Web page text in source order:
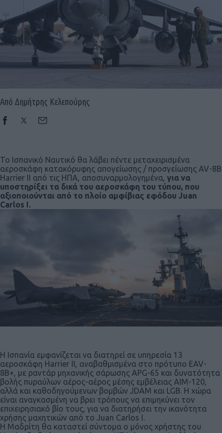
Από Δημήτρης Κελεπούρης
Το Ισπανικό Ναυτικό θα λάβει πέντε μεταχειρισμένα
αεροσκάφη κατακόρυφης απογείωσης / προσγείωσης AV-8B
Harrier II από τις ΗΠΑ, αποσυναρμολογημένα, για να
υποστηρίξει τα δικά του αεροσκάφη του τύπου, που
αξιοποιούνται από το πλοίο αμφίβιας εφόδου Juan
Carlos I.
Η Ισπανία εμφανίζεται να διατηρεί σε υπηρεσία 13
αεροσκάφη Harrier II, αναβαθμισμένα στο πρότυπο EAV-
8B+, με ραντάρ μηχανικής σάρωσης APG-65 και δυνατότητα
βολής πυραύλων αέρος-αέρος μέσης εμβέλειας AIM-120,
αλλά και καθοδηγούμενων βομβών JDAM και LGB. Η χώρα
είναι αναγκασμένη να βρει τρόπους να επιμηκύνει τον
επιχειρησιακό βίο τους, για να διατηρήσει την ικανότητα
χρήσης μαχητικών από το Juan Carlos I.
Η Μαδρίτη θα καταστεί σύντομα ο μόνος χρήστης του